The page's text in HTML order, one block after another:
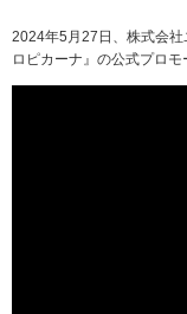
2024年5月27日、株式会社
ロピカーナ』の公式プロモ